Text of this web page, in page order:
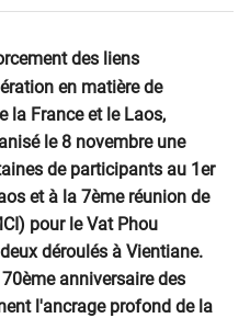
des liens
en matière de
la France et le Laos,
le 8 novembre une
de participants au 1er
et à la 7ème réunion de
pour le Vat Phou
déroulés à Vientiane.
anniversaire des
l'ancrage profond de la